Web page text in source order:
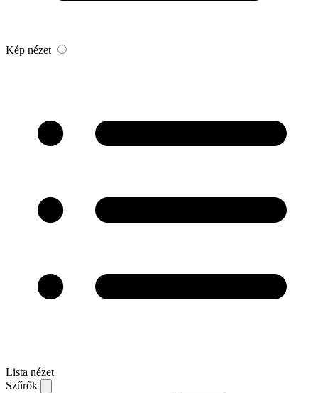
Kép nézet
Lista nézet
Szűrők